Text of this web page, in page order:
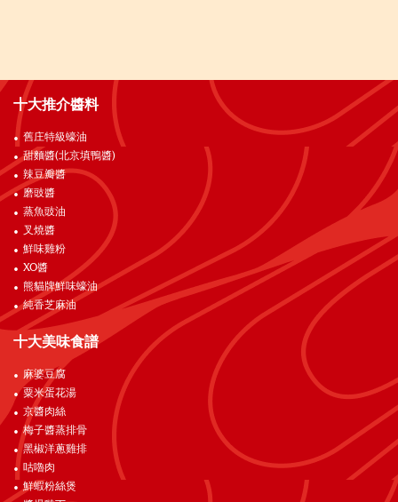
十大推介醬料
舊庄特級蠔油
甜麵醬(北京填鴨醬)
辣豆瓣醬
磨豉醬
蒸魚豉油
叉燒醬
鮮味雞粉
XO醬
熊貓牌鮮味蠔油
純香芝麻油
十大美味食譜
麻婆豆腐
粟米蛋花湯
京醬肉絲
梅子醬蒸排骨
黑椒洋蔥雞排
咕嚕肉
鮮蝦粉絲煲